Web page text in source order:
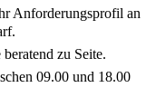
Anforderungsprofil an
zu Seite.
09.00 und 18.00